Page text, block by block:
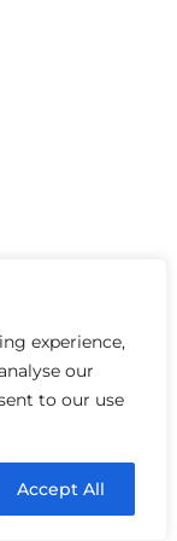
experience,
our
to our use
Accept All